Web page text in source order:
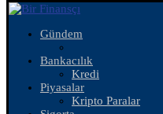
Gündem
Bankacılık
Kredi
Piyasalar
Kripto Paralar